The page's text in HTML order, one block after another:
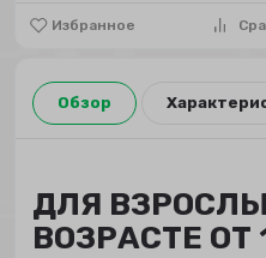
Избранное
Обзор
ДЛЯ
ВОЗРАСТЕ ОТ